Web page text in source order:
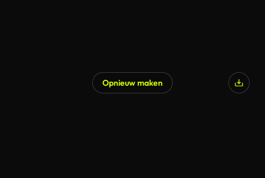
Opnieuw maken